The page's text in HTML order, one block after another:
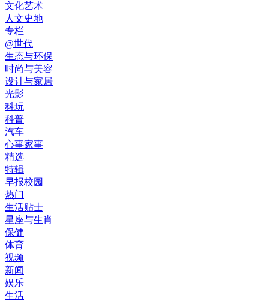
文化艺术
人文史地
专栏
@世代
生态与环保
时尚与美容
设计与家居
光影
科玩
科普
汽车
心事家事
精选
特辑
早报校园
热门
生活贴士
星座与生肖
保健
体育
视频
新闻
娱乐
生活